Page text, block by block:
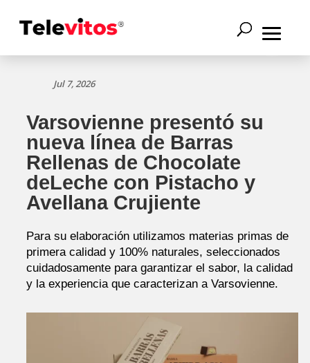
Jul 7, 2026
Varsovienne presentó su
nueva línea de Barras
Rellenas de Chocolate
deLeche con Pistacho y
Avellana Crujiente
Para su elaboración utilizamos materias primas de
primera calidad y 100% naturales, seleccionados
cuidadosamente para garantizar el sabor, la calidad
y la experiencia que caracterizan a Varsovienne.